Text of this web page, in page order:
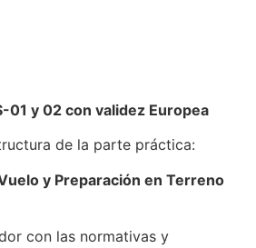
01 y 02 con validez Europea
de la parte práctica:
y Preparación en Terreno
con las normativas y